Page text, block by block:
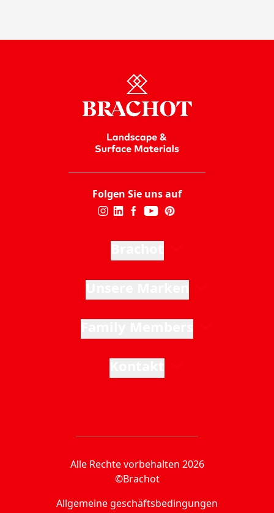
Folgen Sie uns auf
Alle Rechte vorbehalten 2026
©Brachot
Allgemeine geschäftsbedingungen